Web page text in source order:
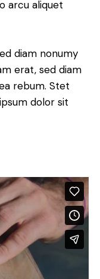
arcu aliquet
diam nonumy
erat, sed diam
rebum. Stet
dolor sit